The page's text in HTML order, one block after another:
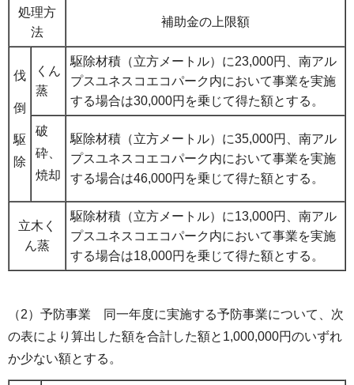
処理方
法
補助金の上限額
伐
倒
駆
除
くん
蒸
駆除材積（立方メートル）に23,000円、南アル
プスユネスコエコパーク内において事業を実施
する場合は30,000円を乗じて得た額とする。
破
砕、
焼却
駆除材積（立方メートル）に35,000円、南アル
プスユネスコエコパーク内において事業を実施
する場合は46,000円を乗じて得た額とする。
立木く
ん蒸
駆除材積（立方メートル）に13,000円、南アル
プスユネスコエコパーク内において事業を実施
する場合は18,000円を乗じて得た額とする。
（2）予防事業 同一年度に実施する予防事業について、次
の表により算出した額を合計した額と1,000,000円のいずれ
か少ない額とする。